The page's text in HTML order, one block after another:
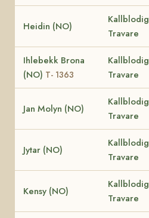
Heidin (NO)
Kallblodig
Travare
Ihlebekk Brona
(NO) T- 1363
Kallblodig
Travare
Jan Molyn (NO)
Kallblodig
Travare
Jytar (NO)
Kallblodig
Travare
Kensy (NO)
Kallblodig
Travare